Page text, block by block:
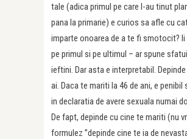
tale (adica primul pe care l-au tinut
pana la primarie) e curios sa afle cu
imparte onoarea de a te fi smotocit?
pe primul si pe ultimul – ar spune
ieftini. Dar asta e interpretabil.
ai. Daca te mariti la 46 de ani, e penibil
in declaratia de avere sexuala numai
De fapt, depinde cu cine te mariti (nu
formulez ”depinde cine te ia de